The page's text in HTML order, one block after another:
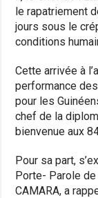
le rapatriement
jours sous le
conditions
Cette arrivée à
performance
pour les
chef de la
bienvenue aux
Pour sa part,
Porte- Parole
CAMARA, a